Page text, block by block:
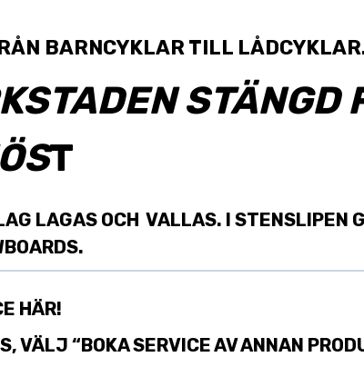
BARNCYKLAR TILL
STÄNGD
T
LAGAS OCH VALLAS. I STENSLIPEN
HÄR!
VÄLJ “BOKA SERVICE AV ANNAN